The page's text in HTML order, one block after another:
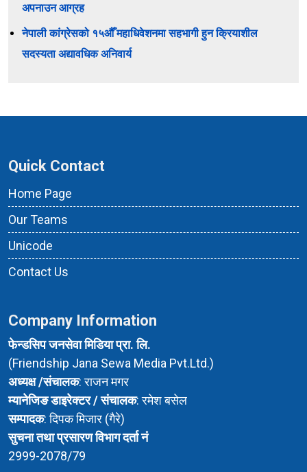
अपनाउन आग्रह
नेपाली कांग्रेसको १५औँ महाधिवेशनमा सहभागी हुन क्रियाशील
सदस्यता अद्यावधिक अनिवार्य
Quick Contact
Home Page
Our Teams
Unicode
Contact Us
Company Information
फेन्डसिप जनसेवा मिडिया प्रा. लि.
(Friendship Jana Sewa Media Pvt.Ltd.)
अध्यक्ष /संचालक: राजन मगर
म्यानेजिङ डाइरेक्टर / संचालक: रमेश बसेल
सम्पादक: दिपक मिजार (गैरे)
सुचना तथा प्रसारण विभाग दर्ता नं
2999-2078/79